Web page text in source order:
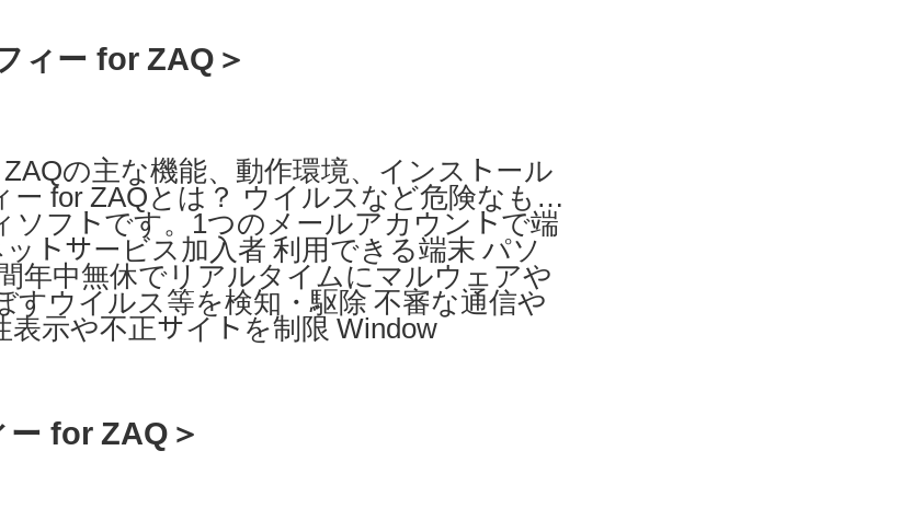
ィー for ZAQ＞
の主な機能、動作環境、インストール
for ZAQとは？ ウイルスなど危険なもの
フトです。1つのメールアカウントで端
トサービス加入者 利用できる端末 パソ
年中無休でリアルタイムにマルウェアや
ウイルス等を検知・駆除 不審な通信や
示や不正サイトを制限 Window
for ZAQ＞